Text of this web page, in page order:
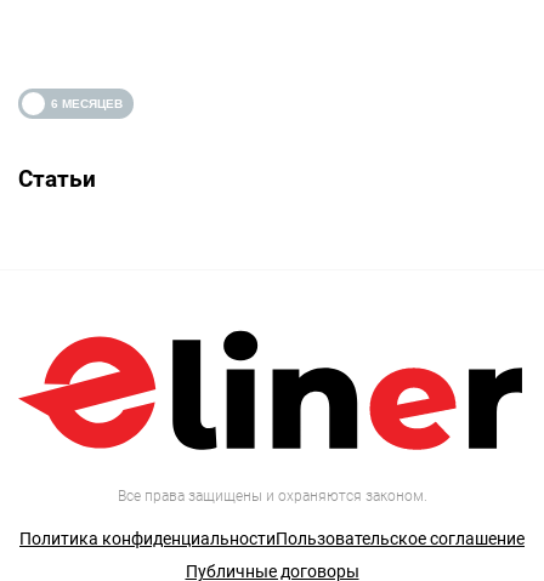
Статьи
Все права защищены и охраняются законом.
Политика конфиденциальностиПользовательское соглашение
Публичные договоры